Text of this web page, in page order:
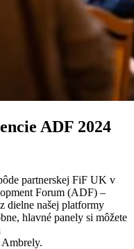
ADF 2024
partnerskej FiF UK v
Forum (ADF) –
dielne našej platformy
hlavné panely si môžete
Ambrely.